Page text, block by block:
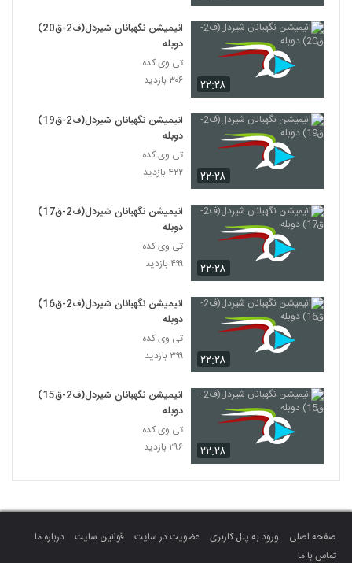
۲۲:۲۸
انیمیشن نگهبانان شیردل(ف2-ق20)
دوبله
تی وی کده
۳۰۶ بازدید
۲۲:۲۸
انیمیشن نگهبانان شیردل(ف2-ق19)
دوبله
تی وی کده
۴۲۲ بازدید
۲۲:۲۸
انیمیشن نگهبانان شیردل(ف2-ق17)
دوبله
تی وی کده
۴۹۹ بازدید
۲۲:۲۸
انیمیشن نگهبانان شیردل(ف2-ق16)
دوبله
تی وی کده
۳۹۹ بازدید
۲۲:۲۸
انیمیشن نگهبانان شیردل(ف2-ق15)
دوبله
تی وی کده
۲۹۶ بازدید
صفحه اصلی ورود به پنل کاربری عضویت در سایت قوانین سایت
درباره ما
تماس با ما